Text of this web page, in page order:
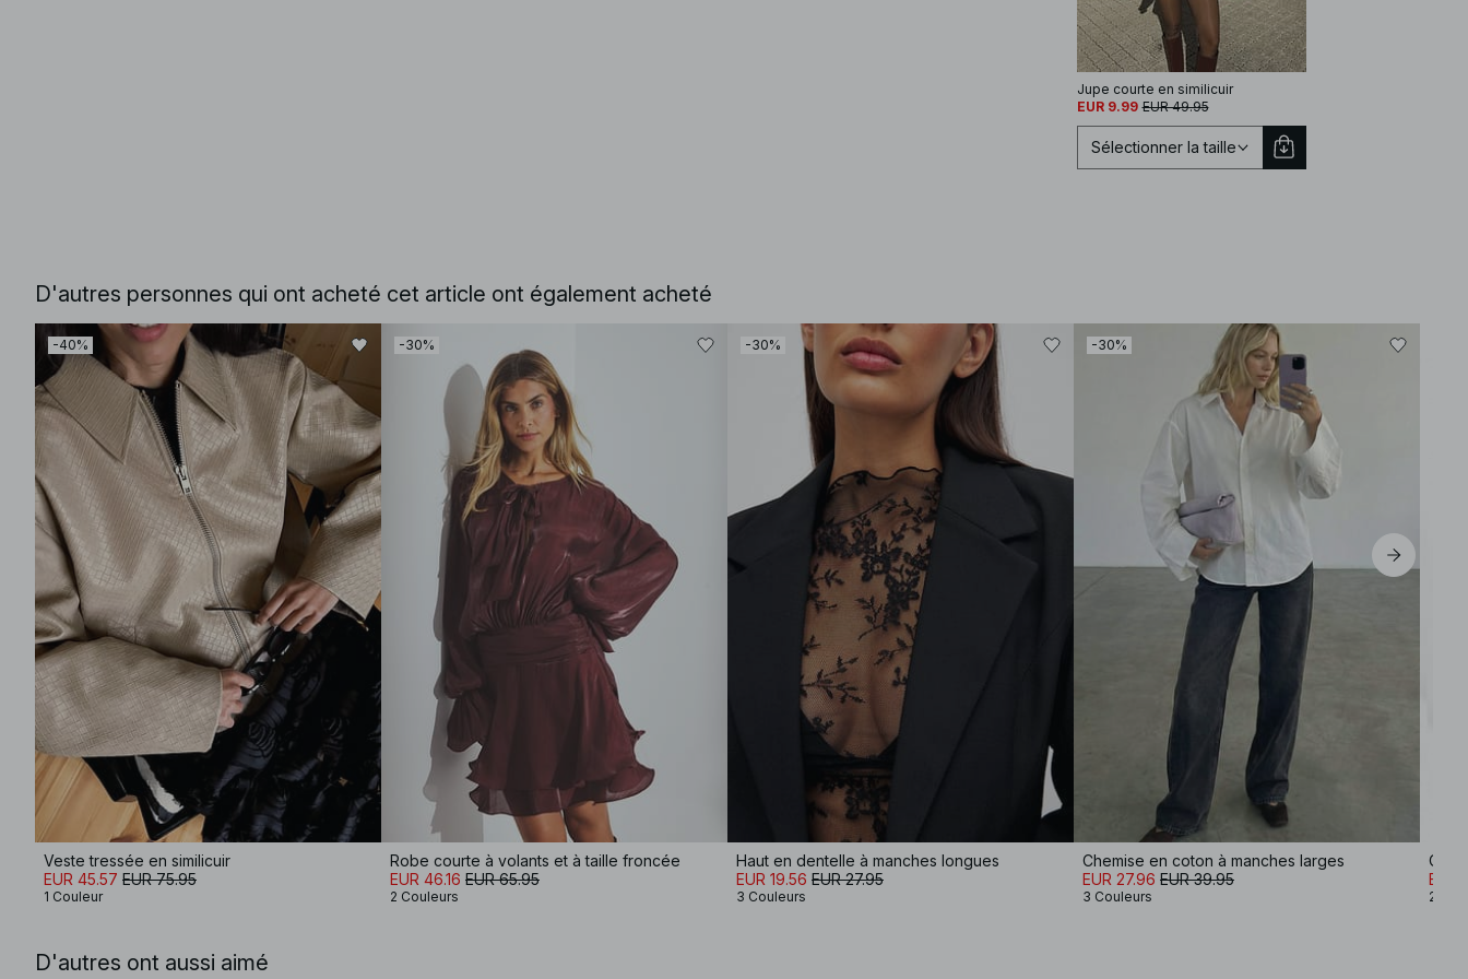
Jupe courte en similicuir
EUR 9.99 EUR 49.95
EU 36
Sélectionner la taille
D'autres personnes qui ont acheté cet article ont également acheté
-40%
Veste tressée en similicuir
EUR 45.57 EUR 75.95
1 Couleur
-30%
Robe courte à volants et à taille froncée
EUR 46.16 EUR 65.95
2 Couleurs
-30%
Haut en dentelle à manches longues
EUR 19.56 EUR 27.95
3 Couleurs
-30%
Chemise en coton à manches larges
EUR 27.96 EUR 39.95
3 Couleurs
EUR
2
D'autres ont aussi aimé